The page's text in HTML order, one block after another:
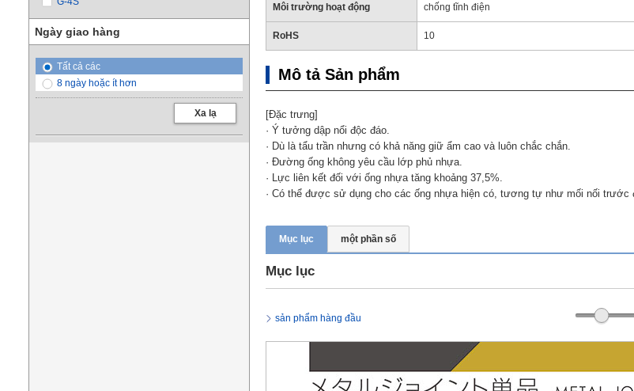
Ngày giao hàng
Tất cả các
8 ngày hoặc ít hơn
Xa lạ
Môi trường hoạt động chống tĩnh điện
RoHS 10
Mô tả Sản phẩm
[Đặc trưng]
· Ý tưởng dập nổi độc đáo.
· Dù là tẩu trần nhưng có khả năng giữ ẩm cao và luôn chắc chắn.
· Đường ống không yêu cầu lớp phủ nhựa.
· Lực liên kết đối với ống nhựa tăng khoảng 37,5%.
· Có thể được sử dụng cho các ống nhựa hiện có, tương tự như mối nối trước
Mục lục một phần số
Mục lục
sản phẩm hàng đầu